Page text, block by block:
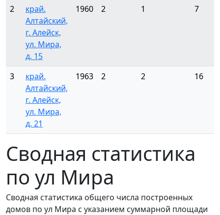
2
край.
Алтайский,
г. Алейск,
ул. Мира,
д. 15
1960 2 1 7
3
край.
Алтайский,
г. Алейск,
ул. Мира,
д. 21
1963 2 2 16
Сводная статистика
по ул Мира
Сводная статистика общего числа построенных
домов по ул Мира с указанием суммарной площади